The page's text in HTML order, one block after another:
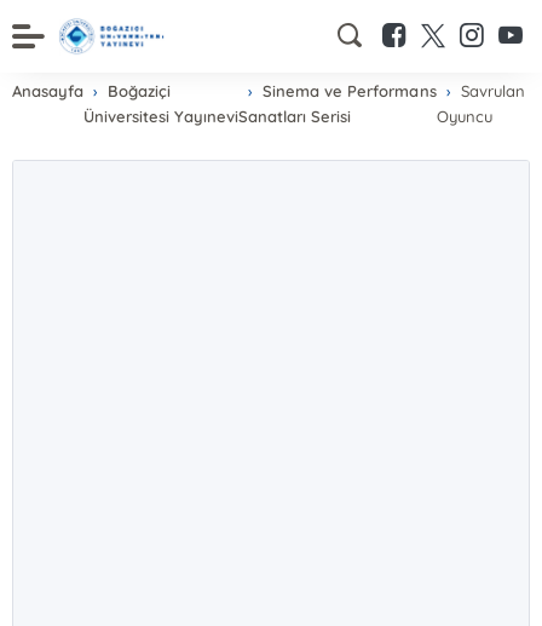
Anasayfa
Boğaziçi
Üniversitesi Yayınevi
Sinema ve Performans
Sanatları Serisi
Savrulan
Oyuncu